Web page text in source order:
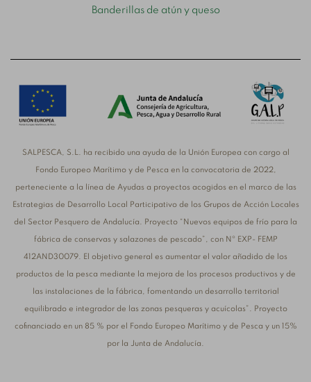
Banderillas de atún y queso
SALPESCA, S.L. ha recibido una ayuda de la Unión Europea con cargo al
Fondo Europeo Marítimo y de Pesca en la convocatoria de 2022,
perteneciente a la línea de Ayudas a proyectos acogidos en el marco de las
Estrategias de Desarrollo Local Participativo de los Grupos de Acción Locales
del Sector Pesquero de Andalucía. Proyecto “Nuevos equipos de frío para la
fábrica de conservas y salazones de pescado”, con Nº EXP- FEMP
412AND30079. El objetivo general es aumentar el valor añadido de los
productos de la pesca mediante la mejora de los procesos productivos y de
las instalaciones de la fábrica, fomentando un desarrollo territorial
equilibrado e integrador de las zonas pesqueras y acuícolas”. Proyecto
cofinanciado en un 85 % por el Fondo Europeo Marítimo y de Pesca y un 15%
por la Junta de Andalucía.